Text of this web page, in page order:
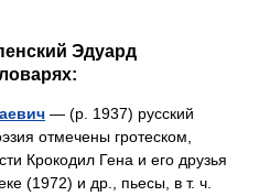
Эдуард
— (р. 1937) русский
отмечены гротеском,
Крокодил Гена и его друзья
(1972) и др., пьесы, в т. ч.